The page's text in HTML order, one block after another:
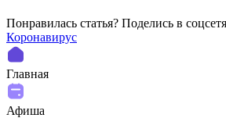
Понравилась статья? Поделиcь в
Коронавирус
Главная
Афиша